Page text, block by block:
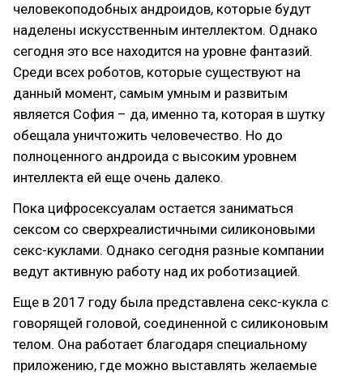
человекоподобных андроидов, которые будут
наделены искусственным интеллектом. Однако
сегодня это все находится на уровне фантазий.
Среди всех роботов, которые существуют на
данный момент, самым умным и развитым
является София – да, именно та, которая в шутку
обещала уничтожить человечество. Но до
полноценного андроида с высоким уровнем
интеллекта ей еще очень далеко.
Пока цифросексуалам остается заниматься
сексом со сверхреалистичными силиконовыми
секс-куклами. Однако сегодня разные компании
ведут активную работу над их роботизацией.
Еще в 2017 году была представлена секс-кукла с
говорящей головой, соединенной с силиконовым
телом. Она работает благодаря специальному
приложению, где можно выставлять желаемые